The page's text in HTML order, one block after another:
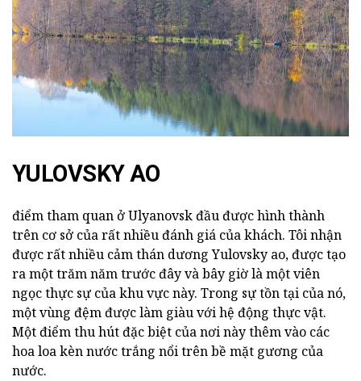
YULOVSKY AO
điểm tham quan ở Ulyanovsk đầu được hình thành
trên cơ sở của rất nhiều đánh giá của khách. Tôi nhận
được rất nhiều cảm thán dương Yulovsky ao, được tạo
ra một trăm năm trước đây và bây giờ là một viên
ngọc thực sự của khu vực này. Trong sự tồn tại của nó,
một vùng đệm được làm giàu với hệ động thực vật.
Một điểm thu hút đặc biệt của nơi này thêm vào các
hoa loa kèn nước trắng nổi trên bề mặt gương của
nước.